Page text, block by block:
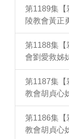
第1189集【
陵教會黃正
第1188集【
會劉愛救姊
第1187集【
教會胡貞心
第1186集【
教會胡貞心